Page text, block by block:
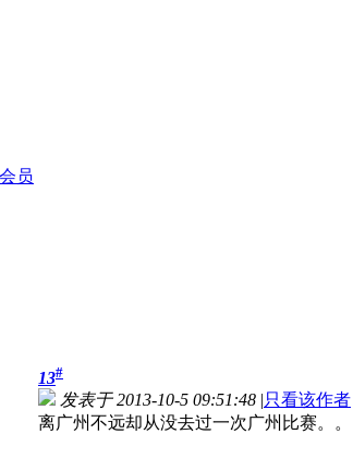
13#
发表于 2013-10-5 09:51:48 |只看该作者
离广州不远却从没去过一次广州比赛。。